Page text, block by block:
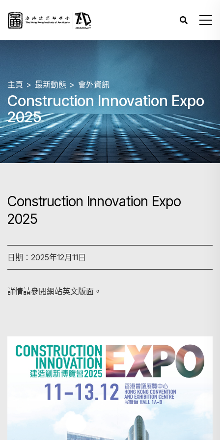
主頁 最新動態 會外資訊
Construction Innovation Expo
2025
Construction Innovation Expo
2025
日期：2025年12月11日
詳情請參閱網站英文版面。